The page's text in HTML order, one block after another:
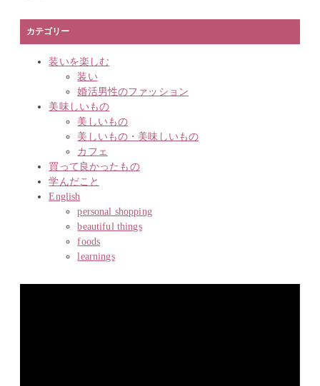
カテゴリー
装いを楽しむ
装い
婚活男性のファッション
美味しいもの
美しいもの
美しいもの・美味しいもの
カフェ
買って良かったもの
学んだこと
English
personal shopping
beautiful things
foods
learnings